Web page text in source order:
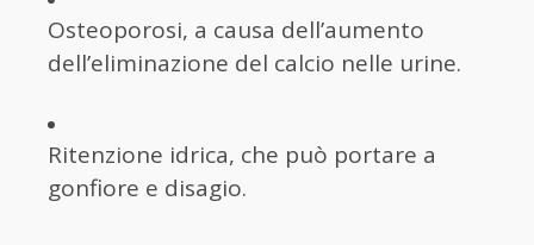
Osteoporosi, a causa dell’aumento
dell’eliminazione del calcio nelle urine.
Ritenzione idrica, che può portare a
gonfiore e disagio.